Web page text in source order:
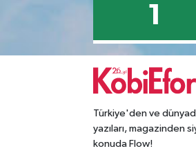
1
Türkiye'den ve
yazıları, magazinden
konuda Flow!